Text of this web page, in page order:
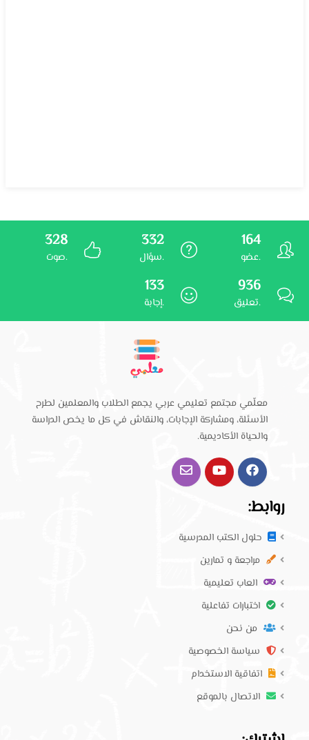
164
عضو.
332
سؤال.
328
صوت.
936
تعليق.
133
إجابة.
معلّمي مجتمع تعليمي عربي يجمع الطلاب والمعلمين لطرح
الأسئلة، ومشاركة الإجابات، والنقاش في كل ما يخص الدراسة
والحياة الأكاديمية.
روابط:
حلول الكتب المدرسية
مراجعة و تمارين
العاب تعليمية
اختبارات تفاعلية
من نحن
سياسة الخصوصية
اتفاقية الاستخدام
الاتصال بالموقع